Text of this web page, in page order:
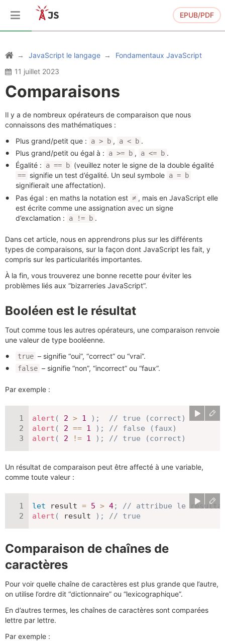
EPUB/PDF
JavaScript le langage
Fondamentaux JavaScript
11 juillet 2023
Comparaisons
Il y a de nombreux opérateurs de comparaison que nous
connaissons des mathématiques :
Plus grand/petit que :
a > b , a < b .
Plus grand/petit ou égal à :
a >= b , a <= b .
Égalité :
a == b (veuillez noter le signe de la double égalité
== signifie un test d’égalité. Un seul symbole a = b
signifierait une affectation).
Pas égal : en maths la notation est ≠ , mais en JavaScript elle
est écrite comme une assignation avec un signe
d’exclamation :
a != b .
Dans cet article, nous en apprendrons plus sur les différents
types de comparaisons, sur la façon dont JavaScript les fait, y
compris sur les particularités importantes.
À la fin, vous trouverez une bonne recette pour éviter les
problèmes liés aux “bizarreries JavaScript”.
Booléen est le résultat
Tout comme tous les autres opérateurs, une comparaison renvoie
une valeur de type booléenne.
true – signifie “oui”, “correct” ou “vrai”.
false – signifie “non”, “incorrect” ou “faux”.
Par exemple :
alert ( 2 > 1 ) ;
// true (correct)
alert ( 2 == 1 ) ;
// false (faux)
alert ( 2 != 1 ) ; // true (correct)
Un résultat de comparaison peut être affecté à une variable,
comme toute valeur :
let result = 5 > 4;
// attribue le résultat
alert ( result ) ; // true
Comparaison de chaînes de
caractères
Pour voir quelle chaîne de caractères est plus grande que l’autre,
on utilise l’ordre dit “dictionnaire” ou “lexicographique”.
En d’autres termes, les chaînes de caractères sont comparées
lettre par lettre.
Par exemple :